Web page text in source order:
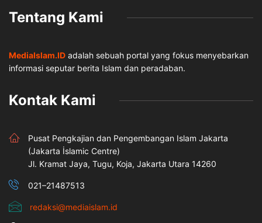
Tentang Kami
MediaIslam.ID adalah sebuah portal yang fokus menyebarkan
informasi seputar berita Islam dan peradaban.
Kontak Kami
Pusat Pengkajian dan Pengembangan Islam Jakarta
(Jakarta İslamic Centre)
Jl. Kramat Jaya, Tugu, Koja, Jakarta Utara 14260
021–21487513
redaksi@mediaislam.id